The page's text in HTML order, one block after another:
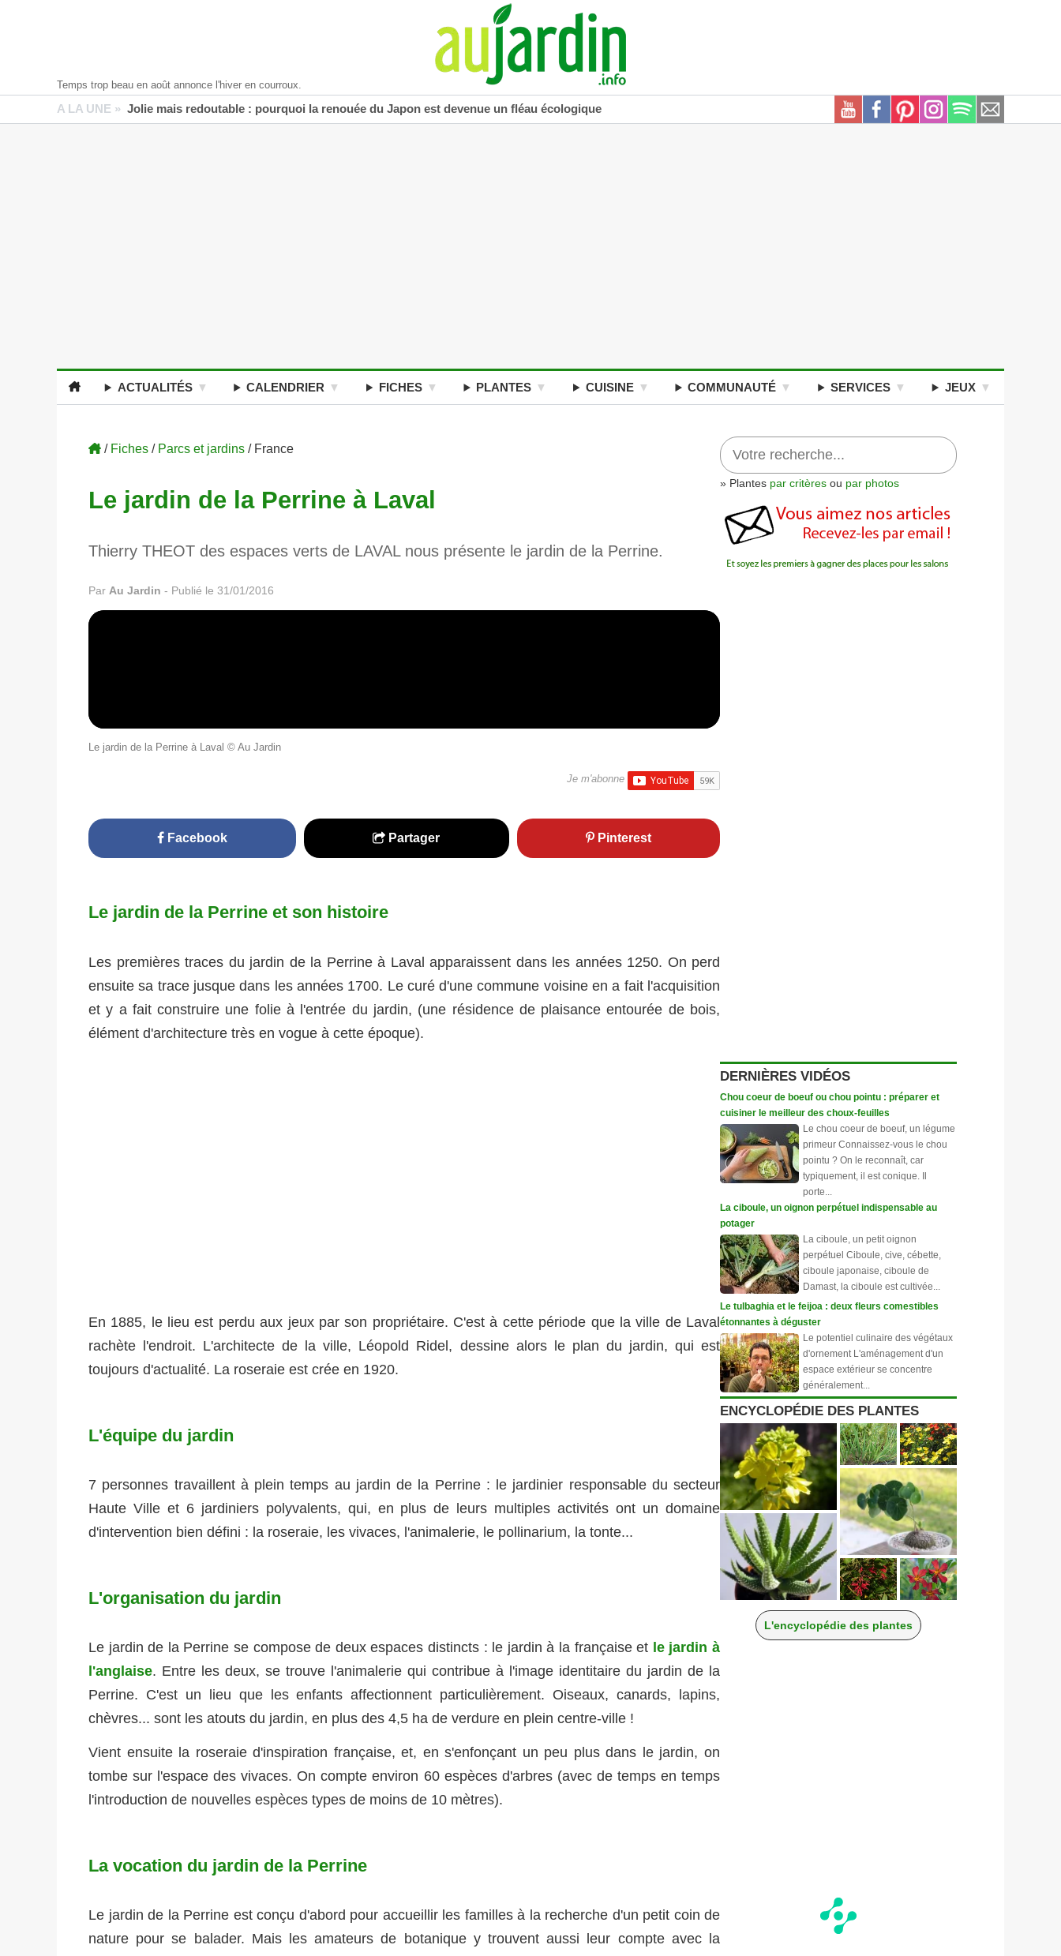
Temps trop beau en août annonce l'hiver en courroux.
A LA UNE » Jolie mais redoutable : pourquoi la renouée du Japon est devenue un fléau écologique
ACTUALITÉS CALENDRIER FICHES PLANTES CUISINE COMMUNAUTÉ SERVICES JEUX
/ Fiches / Parcs et jardins / France
Le jardin de la Perrine à Laval
Thierry THEOT des espaces verts de LAVAL nous présente le jardin de la Perrine.
Par Au Jardin - Publié le 31/01/2016
Le jardin de la Perrine à Laval © Au Jardin
Je m'abonne
Facebook Partager Pinterest
Le jardin de la Perrine et son histoire
Les premières traces du jardin de la Perrine à Laval apparaissent dans les années 1250. On perd
ensuite sa trace jusque dans les années 1700. Le curé d'une commune voisine en a fait l'acquisition
et y a fait construire une folie à l'entrée du jardin, (une résidence de plaisance entourée de bois,
élément d'architecture très en vogue à cette époque).
En 1885, le lieu est perdu aux jeux par son propriétaire. C'est à cette période que la ville de Laval
rachète l'endroit. L'architecte de la ville, Léopold Ridel, dessine alors le plan du jardin, qui est
toujours d'actualité. La roseraie est crée en 1920.
L'équipe du jardin
7 personnes travaillent à plein temps au jardin de la Perrine : le jardinier responsable du secteur
Haute Ville et 6 jardiniers polyvalents, qui, en plus de leurs multiples activités ont un domaine
d'intervention bien défini : la roseraie, les vivaces, l'animalerie, le pollinarium, la tonte...
L'organisation du jardin
Le jardin de la Perrine se compose de deux espaces distincts : le jardin à la française et le jardin à
l'anglaise. Entre les deux, se trouve l'animalerie qui contribue à l'image identitaire du jardin de la
Perrine. C'est un lieu que les enfants affectionnent particulièrement. Oiseaux, canards, lapins,
chèvres... sont les atouts du jardin, en plus des 4,5 ha de verdure en plein centre-ville !
Vient ensuite la roseraie d'inspiration française, et, en s'enfonçant un peu plus dans le jardin, on
tombe sur l'espace des vivaces. On compte environ 60 espèces d'arbres (avec de temps en temps
l'introduction de nouvelles espèces types de moins de 10 mètres).
La vocation du jardin de la Perrine
Le jardin de la Perrine est conçu d'abord pour accueillir les familles à la recherche d'un petit coin de
nature pour se balader. Mais les amateurs de botanique y trouvent aussi leur compte avec la
» Plantes par critères ou par photos
DERNIÈRES VIDÉOS
Chou coeur de boeuf ou chou pointu : préparer et
cuisiner le meilleur des choux-feuilles
Le chou coeur de boeuf, un légume
primeur Connaissez-vous le chou
pointu ? On le reconnaît, car
typiquement, il est conique. Il
porte...
La ciboule, un oignon perpétuel indispensable au
potager
La ciboule, un petit oignon
perpétuel Ciboule, cive, cébette,
ciboule japonaise, ciboule de
Damast, la ciboule est cultivée...
Le tulbaghia et le feijoa : deux fleurs comestibles
étonnantes à déguster
Le potentiel culinaire des végétaux
d'ornement L'aménagement d'un
espace extérieur se concentre
généralement...
ENCYCLOPÉDIE DES PLANTES
L'encyclopédie des plantes